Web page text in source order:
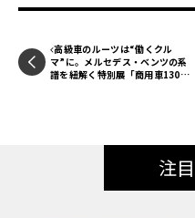
高級車のルーツは“働くクル
マ”に。メルセデス・ベンツの系
譜を紐解く特別展「商用車130
注